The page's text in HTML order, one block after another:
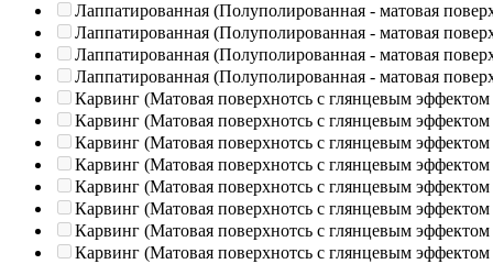
Лаппатированная (Полуполированная - матовая
Лаппатированная (Полуполированная - матовая
Лаппатированная (Полуполированная - матовая
Лаппатированная (Полуполированная - матовая
Карвинг (Матовая поверхнотсь с глянцевым эффектом
Карвинг (Матовая поверхнотсь с глянцевым эффектом
Карвинг (Матовая поверхнотсь с глянцевым эффектом
Карвинг (Матовая поверхнотсь с глянцевым эффектом
Карвинг (Матовая поверхнотсь с глянцевым эффектом
Карвинг (Матовая поверхнотсь с глянцевым эффектом
Карвинг (Матовая поверхнотсь с глянцевым эффектом
Карвинг (Матовая поверхнотсь с глянцевым эффектом